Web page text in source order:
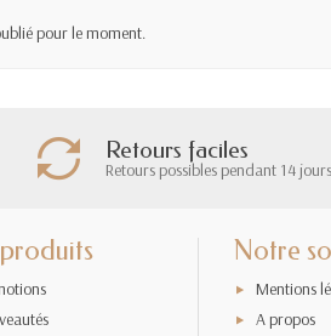
pour le moment.
Retours faciles
Retours possibles pendant 14 jours
Notre
Mentions
A propos